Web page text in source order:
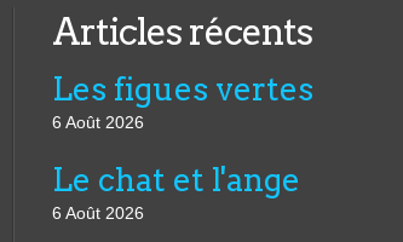
Articles récents
Les figues vertes
6 Août 2026
Le chat et l'ange
6 Août 2026